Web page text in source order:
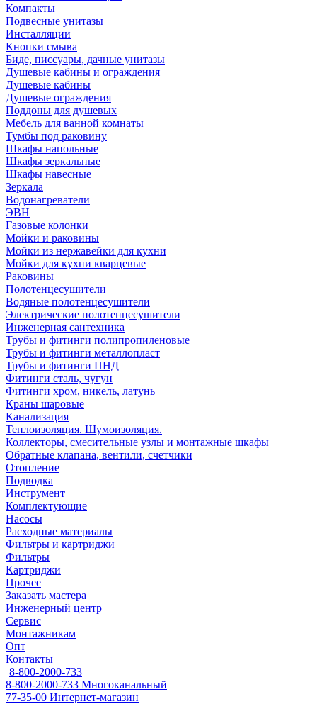
Компакты
Подвесные унитазы
Инсталляции
Кнопки смыва
Биде, писсуары, дачные унитазы
Душевые кабины и ограждения
Душевые кабины
Душевые ограждения
Поддоны для душевых
Мебель для ванной комнаты
Тумбы под раковину
Шкафы напольные
Шкафы зеркальные
Шкафы навесные
Зеркала
Водонагреватели
ЭВН
Газовые колонки
Мойки и раковины
Мойки из нержавейки для кухни
Мойки для кухни кварцевые
Раковины
Полотенцесушители
Водяные полотенцесушители
Электрические полотенцесушители
Инженерная сантехника
Трубы и фитинги полипропиленовые
Трубы и фитинги металлопласт
Трубы и фитинги ПНД
Фитинги сталь, чугун
Фитинги хром, никель, латунь
Краны шаровые
Канализация
Теплоизоляция. Шумоизоляция.
Коллекторы, смесительные узлы и монтажные шкафы
Обратные клапана, вентили, счетчики
Отопление
Подводка
Инструмент
Комплектующие
Насосы
Расходные материалы
Фильтры и картриджи
Фильтры
Картриджи
Прочее
Заказать мастера
Инженерный центр
Сервис
Монтажникам
Опт
Контакты
8-800-2000-733
8-800-2000-733 Многоканальный
77-35-00 Интернет-магазин